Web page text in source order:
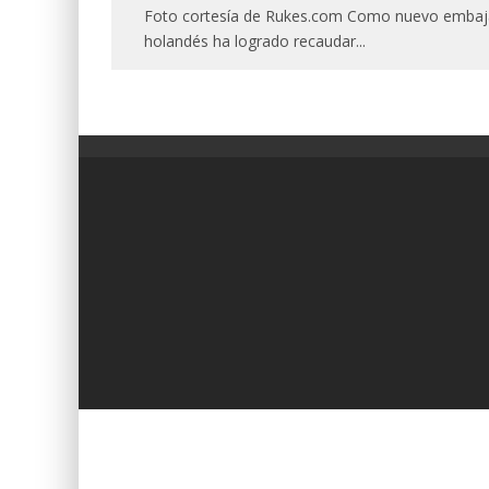
Foto cortesía de Rukes.com Como nuevo
holandés ha logrado recaudar...